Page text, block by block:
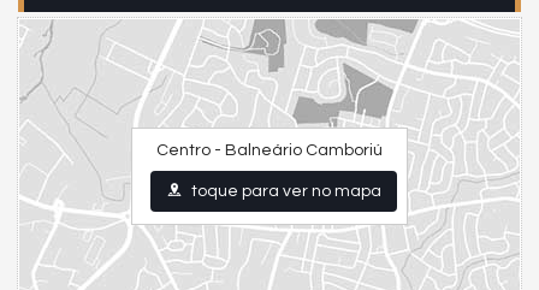
Centro - Balneário Camboriú
toque para ver no mapa